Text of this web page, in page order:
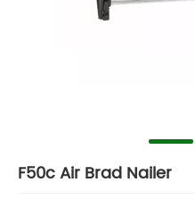
F50c Air Brad Nailer